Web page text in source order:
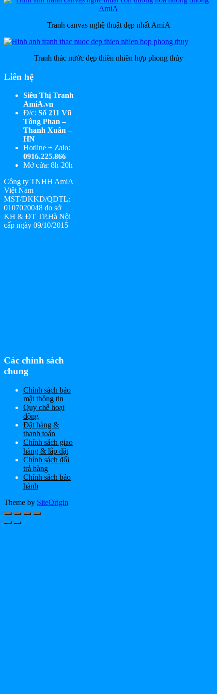
Tranh canvas nghệ thuật đẹp nhất AmiA
Tranh thác nước đẹp thiên nhiên hợp phong thủy
Liên hệ
Siêu Thị Tranh
AmiA.vn
Đ/c: Số 211 Vũ
Tông Phan –
Thanh Xuân –
HN
Hotline + Zalo:
0916.225.866
Mở cửa: 8h-20h
Công ty TNHH AmiA
Việt Nam
MST/ĐKKD/QĐTL:
0107020048 do sở
KH & ĐT TP.Hà Nội
cấp ngày 09/10/2015
Các chính sách
chung
Chính sách bảo
mật thông tin
Quy chế hoạt
động
Đặt hàng &
thanh toán
Chính sách giao
hàng & lắp đặt
Chính sách đổi
trả hàng
Chính sách bảo
hành
Theme by SiteOrigin